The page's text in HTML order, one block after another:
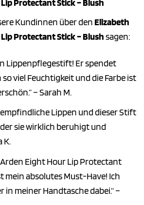
Protectant Stick – Blush
Kundinnen über denElizabeth
Protectant Stick – Blushsagen:
Lippenpflegestift! Er spendet
viel Feuchtigkeit und die Farbe ist
– Sarah M.
empfindliche Lippen und dieser Stift
sie wirklich beruhigt und
K.
Eight Hour Lip Protectant
mein absolutes Must-Have! Ich
in meiner Handtasche dabei.“ –